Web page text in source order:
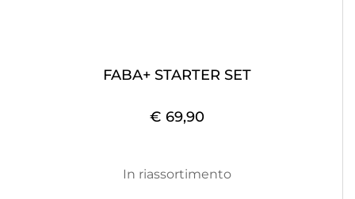
FABA+ STARTER SET
€ 69,90
In riassortimento